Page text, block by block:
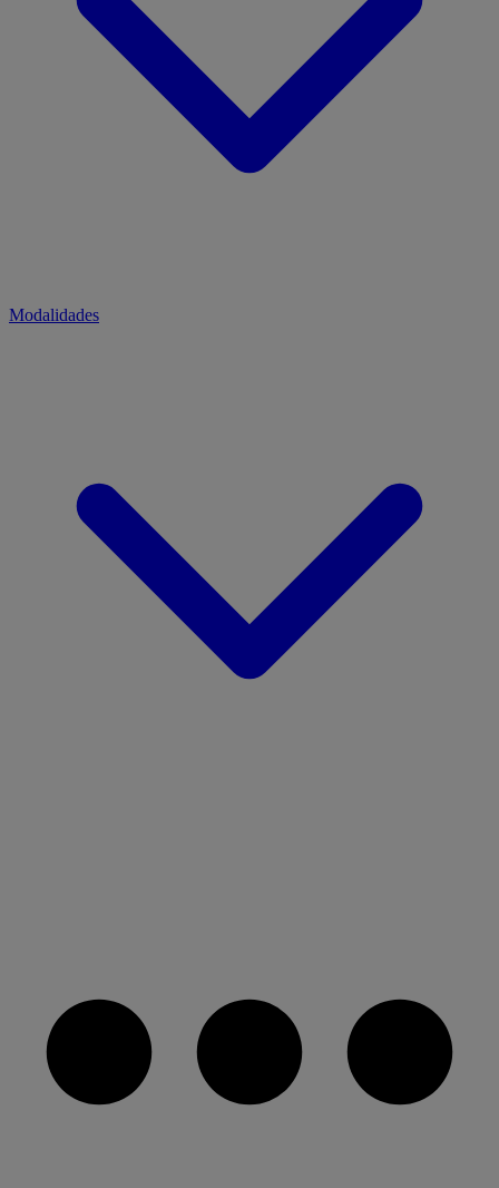
Modalidades